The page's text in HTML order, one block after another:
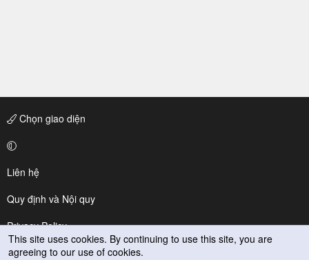
Chọn giao diện
Liên hệ
Quy định và Nội quy
Privacy Policy
Trợ giúp
This site uses cookies. By continuing to use this site, you are
agreeing to our use of cookies.